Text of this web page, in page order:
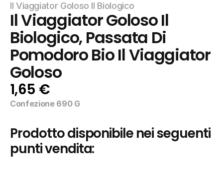
Il Viaggiator Goloso Il Biologico
Il Viaggiator Goloso Il
Biologico, Passata Di
Pomodoro Bio Il Viaggiator
Goloso
1,65 €
Confezione 690 G
Prodotto disponibile nei seguenti
punti vendita: